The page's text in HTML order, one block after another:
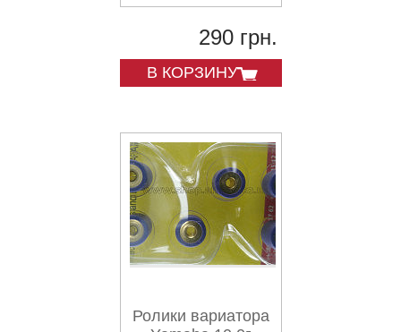
290 грн.
В КОРЗИНУ
Ролики вариатора